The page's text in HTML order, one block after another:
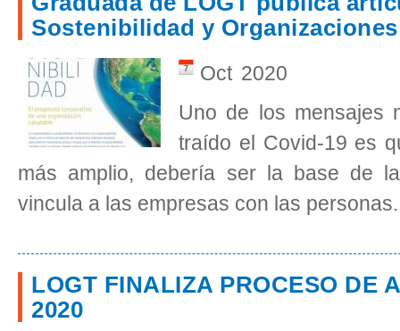
Sostenibilidad y
Oct
7
2020
Uno de los mensajes
traído el Covid-19 es
más amplio, debería ser la base de
vincula a las empresas con las personas.
LOGT FINALIZA PROCESO DE
2020